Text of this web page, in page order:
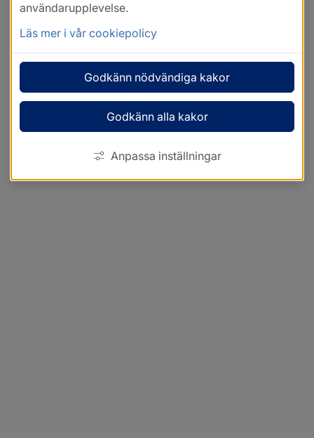
användarupplevelse.
Läs mer i vår cookiepolicy
Godkänn nödvändiga kakor
Godkänn alla kakor
Anpassa inställningar